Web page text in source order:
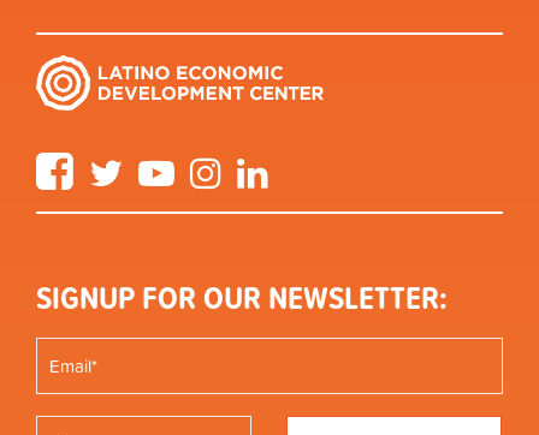
FacebookTwitter YouTube Instagram
SIGNUP FOR OUR NEWSLETTER: